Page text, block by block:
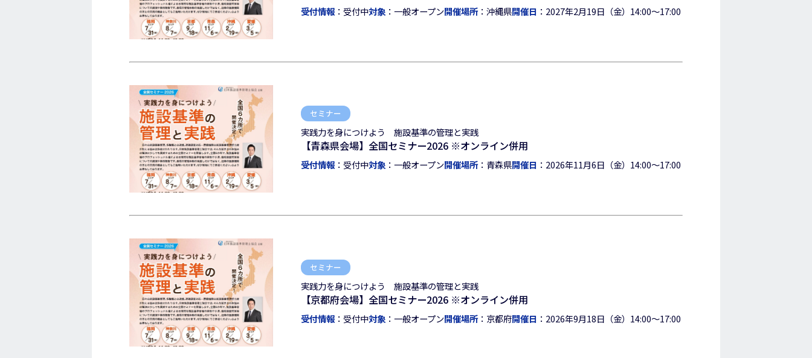
受付情報 ：受付中対象 ：一般オープン開催場所：沖縄県開催日 ：2027年2月19日（金）14:00～17:00
セミナー
実践力を身につけよう 施設基準の管理と実践
【青森県会場】全国セミナー2026 ※オンライン併用
受付情報 ：受付中対象 ：一般オープン開催場所：青森県開催日 ：2026年11月6日（金）14:00～17:00
セミナー
実践力を身につけよう 施設基準の管理と実践
【京都府会場】全国セミナー2026 ※オンライン併用
受付情報 ：受付中対象 ：一般オープン開催場所：京都府開催日 ：2026年9月18日（金）14:00～17:00